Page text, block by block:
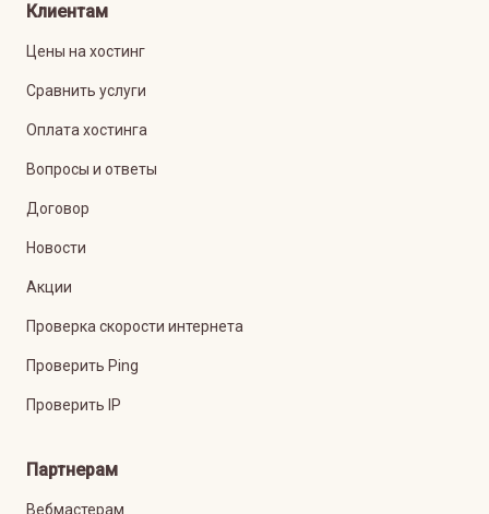
Клиентам
Цены на хостинг
Сравнить услуги
Оплата хостинга
Вопросы и ответы
Договор
Новости
Акции
Проверка скорости интернета
Проверить Ping
Проверить IP
Партнерам
Вебмастерам